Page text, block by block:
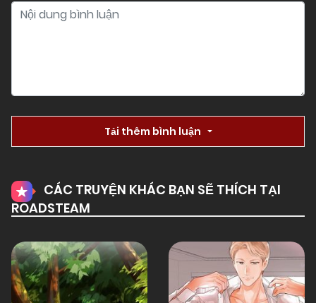
Tải thêm bình luận
CÁC TRUYỆN KHÁC BẠN SẼ THÍCH TẠI
ROADSTEAM